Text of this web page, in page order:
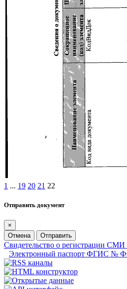
1 ... 19 20 21 22
Отправить документ
×
Отмена
Отправить
Свидетельство о регистрации
Электронный паспорт ФГИС №